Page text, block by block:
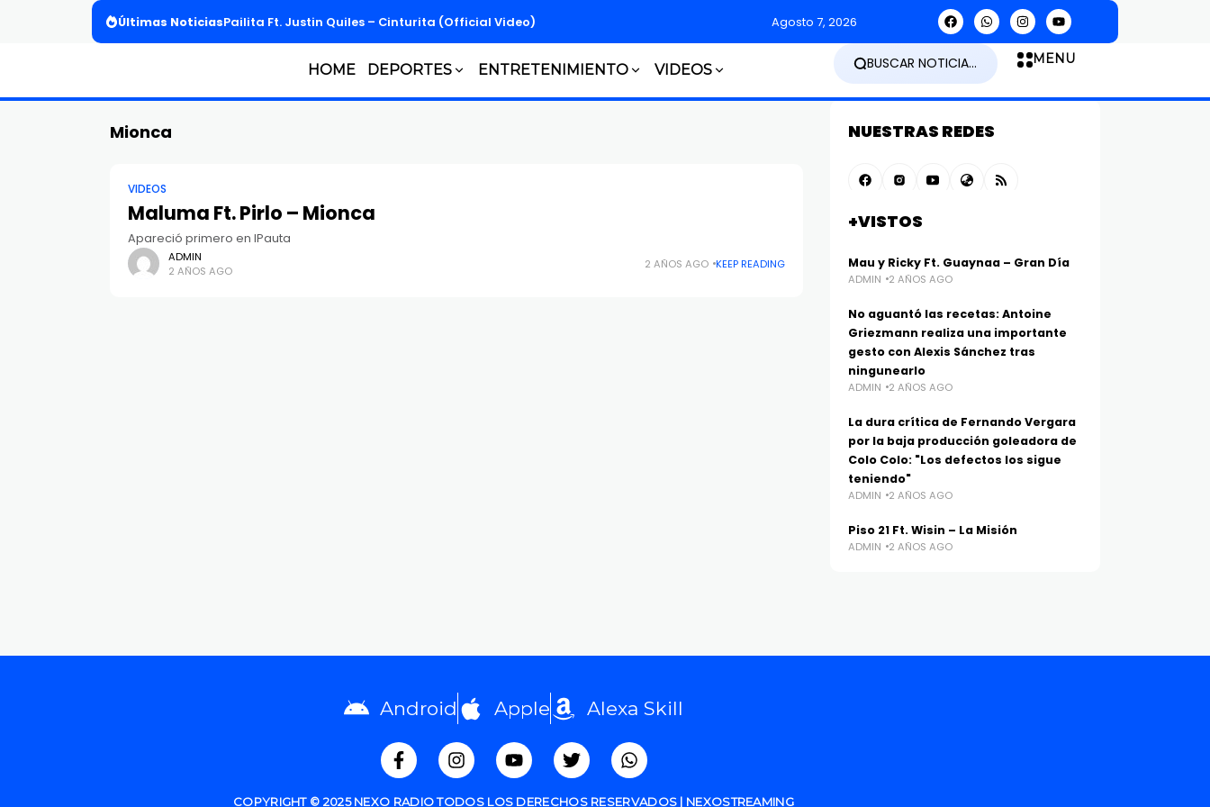
Últimas NoticiasPailita Ft. Justin Quiles – Cinturita (Official Video) Agosto 7, 2026
HOME DEPORTES ENTRETENIMIENTO VIDEOS BUSCAR NOTICIA... MENU
Mionca
VIDEOS
Maluma Ft. Pirlo – Mionca
Apareció primero en IPauta
ADMIN
2 AÑOS AGO
2 AÑOS AGO KEEP READING
NUESTRAS REDES
+VISTOS
Mau y Ricky Ft. Guaynaa – Gran Día
ADMIN 2 AÑOS AGO
No aguantó las recetas: Antoine
Griezmann realiza una importante
gesto con Alexis Sánchez tras
ningunearlo
ADMIN 2 AÑOS AGO
La dura crítica de Fernando Vergara
por la baja producción goleadora de
Colo Colo: "Los defectos los sigue
teniendo"
ADMIN 2 AÑOS AGO
Piso 21 Ft. Wisin – La Misión
ADMIN 2 AÑOS AGO
Android Apple Alexa Skill
COPYRIGHT © 2025 NEXO RADIO TODOS LOS DERECHOS RESERVADOS | NEXOSTREAMING